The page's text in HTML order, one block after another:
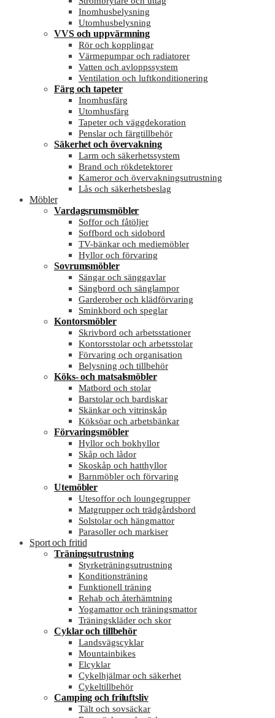
Inomhusbelysning
Utomhusbelysning
VVS och uppvärmning
Rör och kopplingar
Värmepumpar och radiatorer
Vatten och avloppssystem
Ventilation och luftkonditionering
Färg och tapeter
Inomhusfärg
Utomhusfärg
Tapeter och väggdekoration
Penslar och färgtillbehör
Säkerhet och övervakning
Larm och säkerhetssystem
Brand och rökdetektorer
Kameror och övervakningsutrustning
Lås och säkerhetsbeslag
Möbler
Vardagsrumsmöbler
Soffor och fåtöljer
Soffbord och sidobord
TV-bänkar och mediemöbler
Hyllor och förvaring
Sovrumsmöbler
Sängar och sänggavlar
Sängbord och sänglampor
Garderober och klädförvaring
Sminkbord och speglar
Kontorsmöbler
Skrivbord och arbetsstationer
Kontorsstolar och arbetsstolar
Förvaring och organisation
Belysning och tillbehör
Köks- och matsalsmöbler
Matbord och stolar
Barstolar och bardiskar
Skänkar och vitrinskåp
Köksöar och arbetsbänkar
Förvaringsmöbler
Hyllor och bokhyllor
Skåp och lådor
Skoskåp och hatthyllor
Barnmöbler och förvaring
Utemöbler
Utesoffor och loungegrupper
Matgrupper och trädgårdsbord
Solstolar och hängmattor
Parasoller och markiser
Sport och fritid
Träningsutrustning
Styrketräningsutrustning
Konditionsträning
Funktionell träning
Rehab och återhämtning
Yogamattor och träningsmattor
Träningskläder och skor
Cyklar och tillbehör
Landsvägscyklar
Mountainbikes
Elcyklar
Cykelhjälmar och säkerhet
Cykeltillbehör
Camping och friluftsliv
Tält och sovsäckar